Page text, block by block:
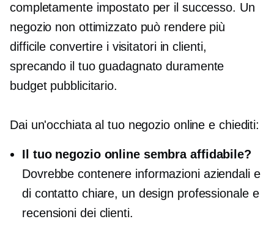
completamente impostato per il successo. Un
negozio non ottimizzato può rendere più
difficile convertire i visitatori in clienti,
sprecando il tuoguadagnato duramente
budget pubblicitario.
Dai un'occhiata al tuo negozio online e chiediti:
Il tuo negozio online sembra affidabile?
Dovrebbe contenere informazioni aziendali e
di contatto chiare, un design professionale e
recensioni dei clienti.